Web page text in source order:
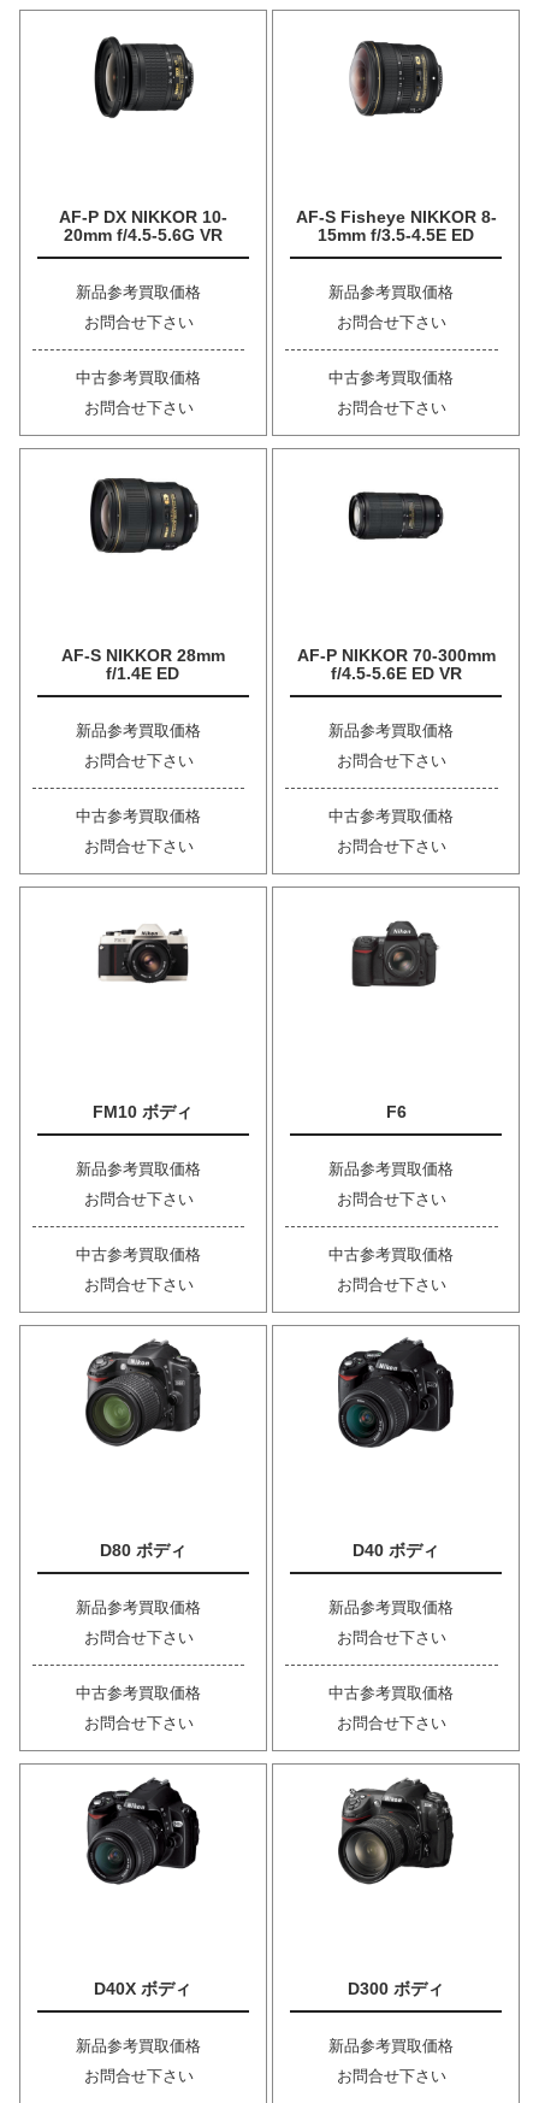
AF-P DX NIKKOR 10-
20mm f/4.5-5.6G VR
新品参考買取価格
お問合せ下さい
中古参考買取価格
お問合せ下さい
AF-S Fisheye NIKKOR 8-
15mm f/3.5-4.5E ED
新品参考買取価格
お問合せ下さい
中古参考買取価格
お問合せ下さい
AF-S NIKKOR 28mm
f/1.4E ED
新品参考買取価格
お問合せ下さい
中古参考買取価格
お問合せ下さい
AF-P NIKKOR 70-300mm
f/4.5-5.6E ED VR
新品参考買取価格
お問合せ下さい
中古参考買取価格
お問合せ下さい
FM10 ボディ
新品参考買取価格
お問合せ下さい
中古参考買取価格
お問合せ下さい
F6
新品参考買取価格
お問合せ下さい
中古参考買取価格
お問合せ下さい
D80 ボディ
新品参考買取価格
お問合せ下さい
中古参考買取価格
お問合せ下さい
D40 ボディ
新品参考買取価格
お問合せ下さい
中古参考買取価格
お問合せ下さい
D40X ボディ
新品参考買取価格
お問合せ下さい
D300 ボディ
新品参考買取価格
お問合せ下さい